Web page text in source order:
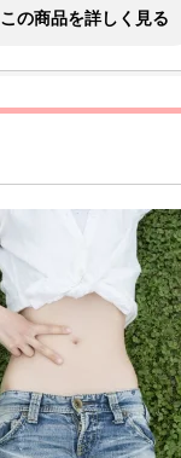
この商品を詳しく見る